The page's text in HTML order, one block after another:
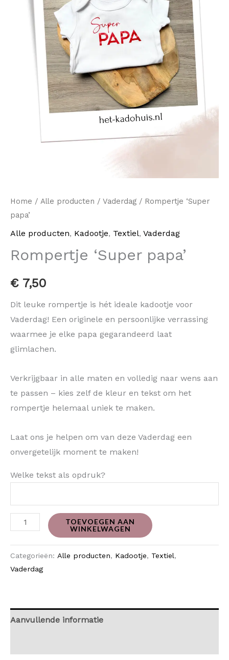
Home / Alle producten / Vaderdag / Rompertje ‘Super
papa’
Alle producten, Kadootje, Textiel, Vaderdag
Rompertje ‘Super papa’
€7,50
Dit leuke rompertje is hét ideale kadootje voor
Vaderdag! Een originele en persoonlijke verrassing
waarmee je elke papa gegarandeerd laat
glimlachen.
Verkrijgbaar in alle maten en volledig naar wens aan
te passen – kies zelf de kleur en tekst om het
rompertje helemaal uniek te maken.
Laat ons je helpen om van deze Vaderdag een
onvergetelijk moment te maken!
Welke tekst als opdruk?
TOEVOEGEN AAN
WINKELWAGEN
Categorieën: Alle producten, Kadootje, Textiel,
Vaderdag
Aanvullende informatie